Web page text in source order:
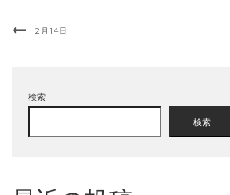
2月14日
検索
検索